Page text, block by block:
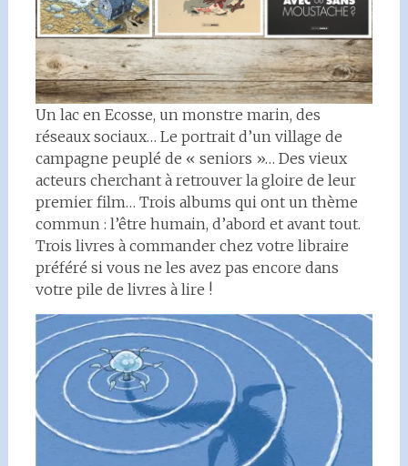
Un lac en Ecosse, un monstre marin, des
réseaux sociaux… Le portrait d’un village de
campagne peuplé de « seniors »… Des vieux
acteurs cherchant à retrouver la gloire de leur
premier film… Trois albums qui ont un thème
commun : l’être humain, d’abord et avant tout.
Trois livres à commander chez votre libraire
préféré si vous ne les avez pas encore dans
votre pile de livres à lire !